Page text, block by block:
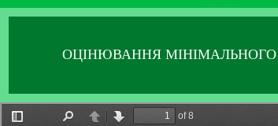
ОЦІНЮВАННЯ МІНІМАЛЬНОГО